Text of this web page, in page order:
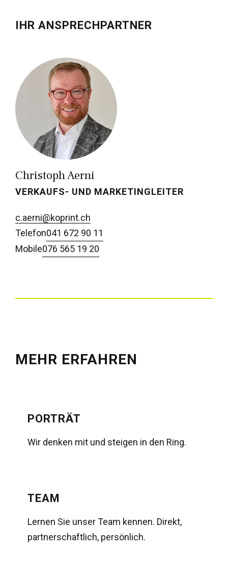
IHR ANSPRECHPARTNER
Christoph Aerni
VERKAUFS- UND MARKETINGLEITER
c.aerni@koprint.ch
Telefon041 672 90 11
Mobile076 565 19 20
MEHR ERFAHREN
PORTRÄT
Wir denken mit und steigen in den Ring.
TEAM
Lernen Sie unser Team kennen. Direkt,
partnerschaftlich, persönlich.